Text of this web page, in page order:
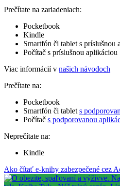
Prečítate na zariadeniach:
Pocketbook
Kindle
Smartfón či tablet s príslušnou
Počítač s príslušnou aplikáciou
Viac informácií v našich návodoch
Prečítate na:
Pocketbook
Smartfón či tablet s
Počítač s podporovanou
Neprečítate na:
Kindle
Ako čítať e-knihy zabezpečené cez